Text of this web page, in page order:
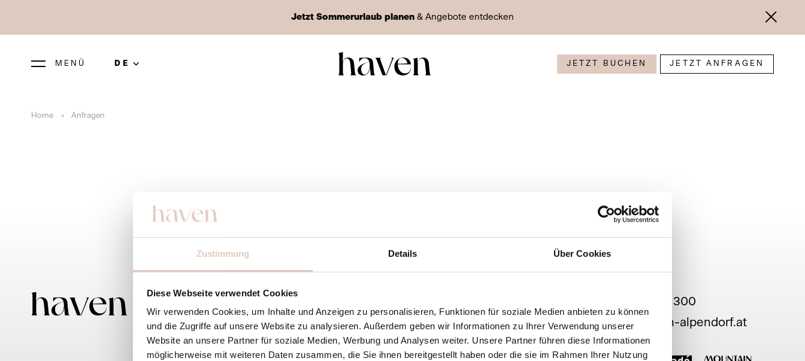
Zustimmung Details Über Cookies
Diese Webseite verwendet Cookies
Wir verwenden Cookies, um Inhalte und Anzeigen zu personalisieren, Funktionen für soziale Medien anbieten zu können
und die Zugriffe auf unsere Website zu analysieren. Außerdem geben wir Informationen zu Ihrer Verwendung unserer
Website an unsere Partner für soziale Medien, Werbung und Analysen weiter. Unsere Partner führen diese Informationen
möglicherweise mit weiteren Daten zusammen, die Sie ihnen bereitgestellt haben oder die sie im Rahmen Ihrer Nutzung
Jetzt Sommerurlaub planen & Angebote entdecken
MENÜ DE JETZT BUCHEN JETZT ANFRAGEN
Home Anfragen
Alpendorf 10
5600 St. Johann im Pongau
+43 6412 66 300
hello@haven-alpendorf.at